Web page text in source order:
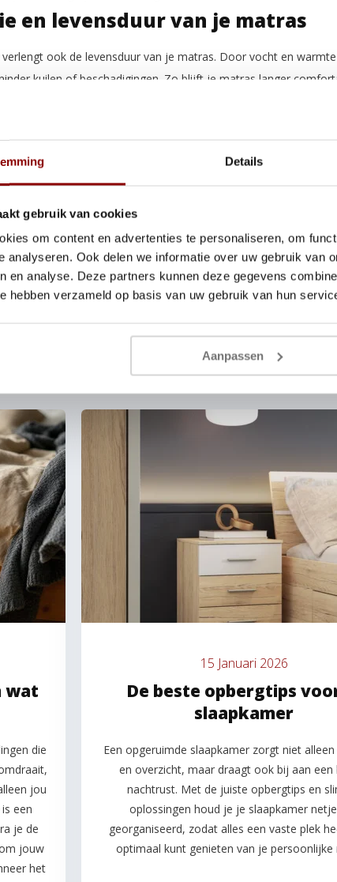
Details
gebruik van cookies
om content en advertenties te personaliseren, om
analyseren. Ook delen we informatie over uw gebruik van
en analyse. Deze partners kunnen deze gegevens
hebben verzameld op basis van uw gebruik van hun
Aanpassen
en levensduur van je matras
ook de levensduur van je matras. Door vocht en
kuilen of beschadigingen. Zo blijft je matras langer
matras dat nare geurtjes ontstaan door ophoping van
maar zorgt er ook voor dat je matras zijn
in een goed geventileerd
je matrassen met optimale ventilatie en materialen die jouw
om de collectie te ervaren en ontdek welke matras het beste
wat
die
jou
een
je de
jouw
het
15 Januari 2026
De beste opbergtips
slaapkamer
Een opgeruimde slaapkamer zorgt niet
en overzicht, maar draagt ook bij aan een
nachtrust. Met de juiste opbergtips en
oplossingen houd je je slaapkamer
georganiseerd, zodat alles een vaste plek
optimaal kunt genieten van je persoonlijke